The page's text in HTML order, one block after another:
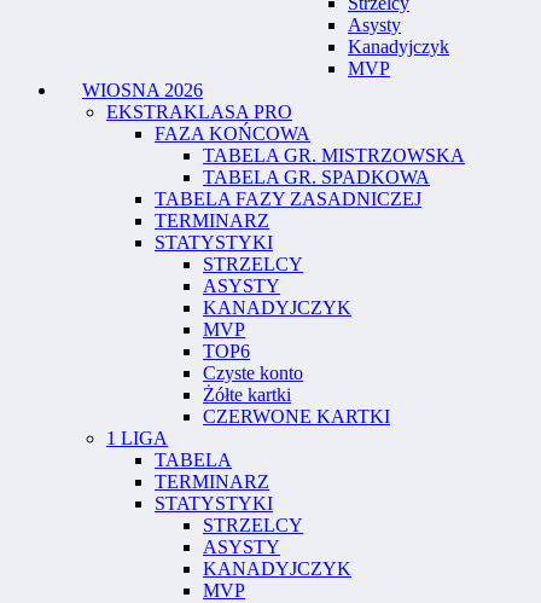
Asysty
Kanadyjczyk
MVP
WIOSNA 2026
EKSTRAKLASA PRO
FAZA KOŃCOWA
TABELA GR. MISTRZOWSKA
TABELA GR. SPADKOWA
TABELA FAZY ZASADNICZEJ
TERMINARZ
STATYSTYKI
STRZELCY
ASYSTY
KANADYJCZYK
MVP
TOP6
Czyste konto
Żółte kartki
CZERWONE KARTKI
1 LIGA
TABELA
TERMINARZ
STATYSTYKI
STRZELCY
ASYSTY
KANADYJCZYK
MVP